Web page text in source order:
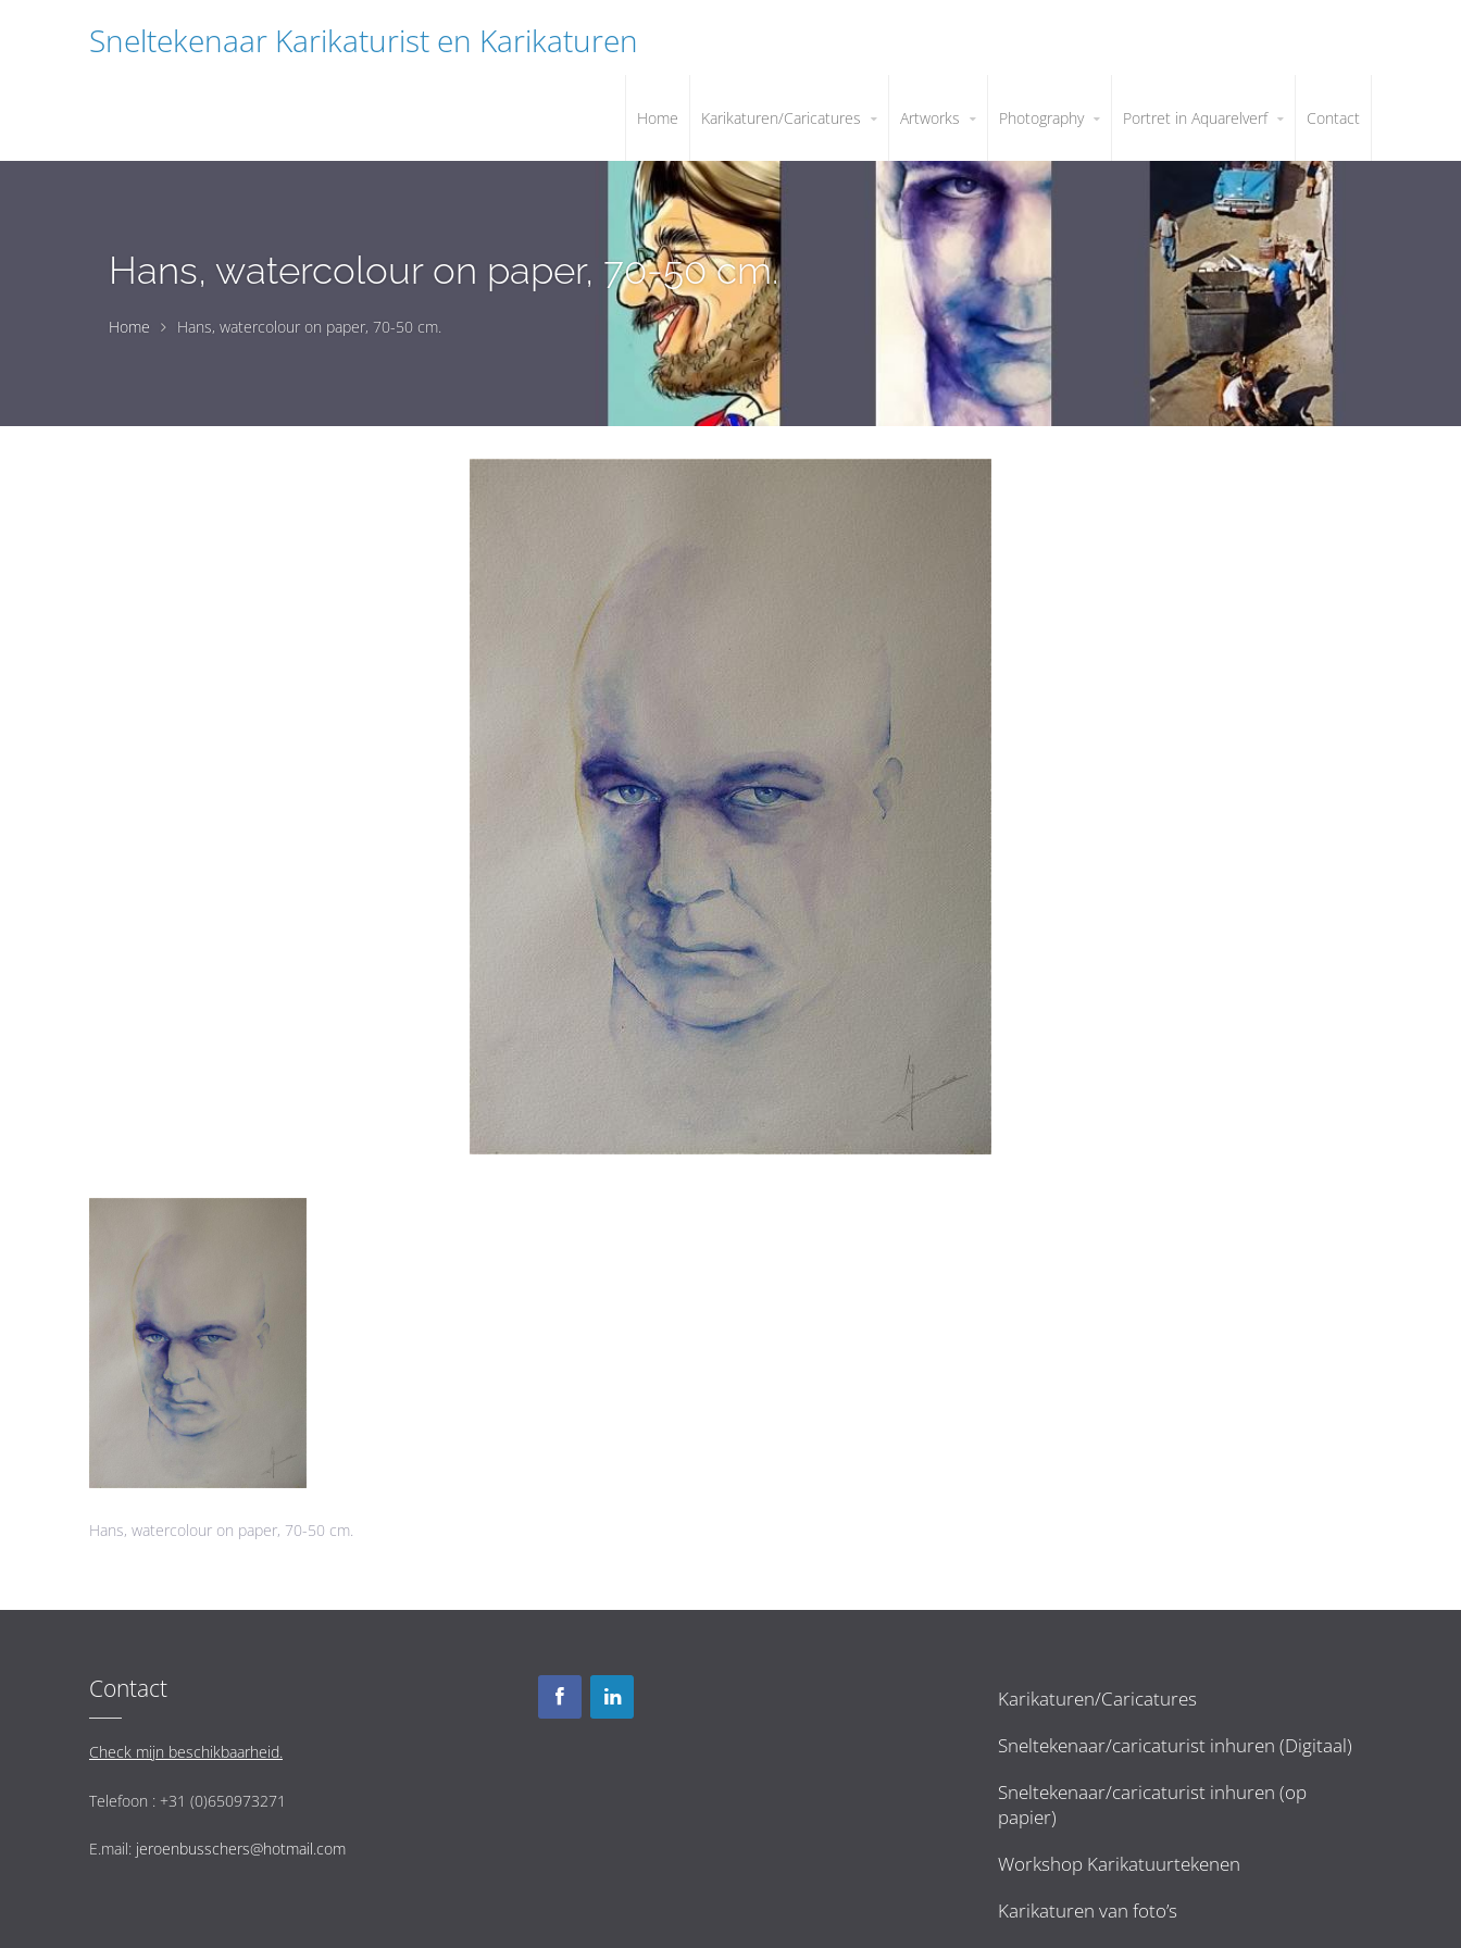
Sneltekenaar Karikaturist en Karikaturen
Home Karikaturen/Caricatures Artworks Photography Portret in Aquarelverf Contact
Hans, watercolour on paper, 70-50 cm.
Home Hans, watercolour on paper, 70-50 cm.
Hans, watercolour on paper, 70-50 cm.
Contact
Check mijn beschikbaarheid.
Telefoon : +31 (0)650973271
E.mail: jeroenbusschers@hotmail.com
Karikaturen/Caricatures
Sneltekenaar/caricaturist inhuren (Digitaal)
Sneltekenaar/caricaturist inhuren (op
papier)
Workshop Karikatuurtekenen
Karikaturen van foto’s